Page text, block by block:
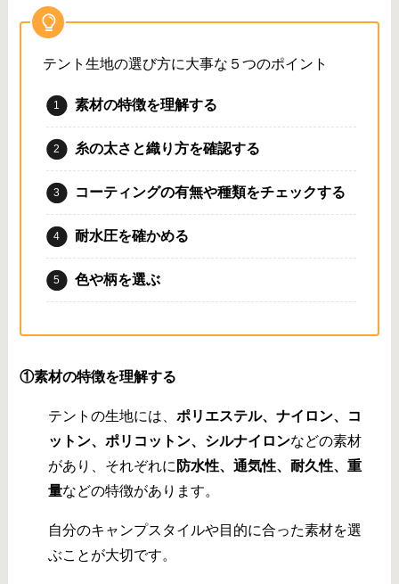
テント生地の選び方に大事な５つのポイント
素材の特徴を理解する
糸の太さと織り方を確認する
コーティングの有無や種類をチェックする
耐水圧を確かめる
色や柄を選ぶ
①素材の特徴を理解する
テントの生地には、ポリエステル、ナイロン、コ
ットン、ポリコットン、シルナイロンなどの素材
があり、それぞれに 防水性、通気性、耐久性、重
量などの特徴があります。
自分のキャンプスタイルや目的に合った素材を選
ぶことが大切です。